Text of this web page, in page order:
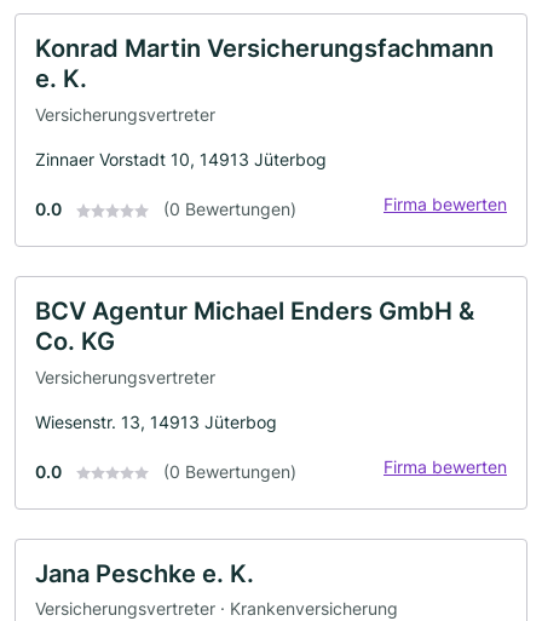
Konrad Martin Versicherungsfachmann
e. K.
Versicherungsvertreter
Zinnaer Vorstadt 10, 14913 Jüterbog
0.0 (0 Bewertungen) Firma bewerten
BCV Agentur Michael Enders GmbH &
Co. KG
Versicherungsvertreter
Wiesenstr. 13, 14913 Jüterbog
0.0 (0 Bewertungen) Firma bewerten
Jana Peschke e. K.
Versicherungsvertreter · Krankenversicherung